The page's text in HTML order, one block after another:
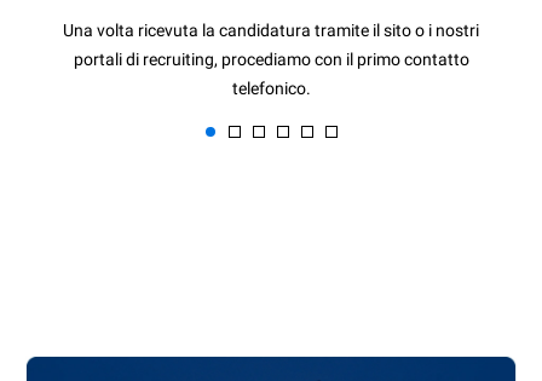
Una volta ricevuta la candidatura tramite il sito o i nostri
portali di recruiting, procediamo con il primo contatto
telefonico.